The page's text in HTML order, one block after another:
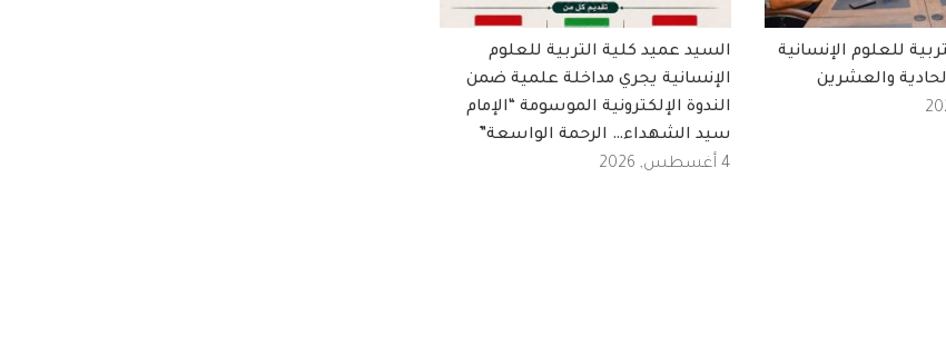
للعلوم الإنسانية
والعشرين
السيد عميد كلية التربية للعلوم
الإنسانية يجري مداخلة علمية ضمن
الندوة الإلكترونية الموسومة “الإمام
سيد الشهداء… الرحمة الواسعة”
4 أغسطس, 2026